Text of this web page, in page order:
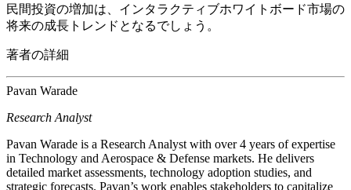
民間投資の増加は、インタラクティブホワイトボード市場の
将来の成長トレンドとなるでしょう。
著者の詳細
Pavan Warade
Research Analyst
Pavan Warade is a Research Analyst with over 4 years of expertise
in Technology and Aerospace & Defense markets. He delivers
detailed market assessments, technology adoption studies, and
strategic forecasts. Pavan’s work enables stakeholders to capitalize